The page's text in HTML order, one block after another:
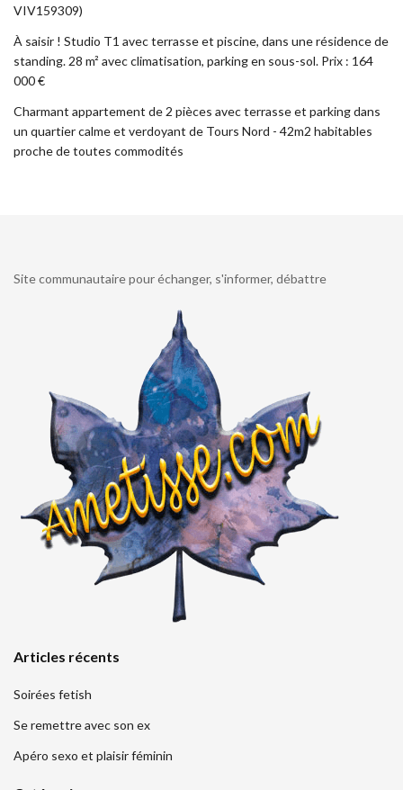
VIV159309)
À saisir ! Studio T1 avec terrasse et piscine, dans une résidence de
standing. 28 m² avec climatisation, parking en sous-sol. Prix : 164
000 €
Charmant appartement de 2 pièces avec terrasse et parking dans
un quartier calme et verdoyant de Tours Nord - 42m2 habitables
proche de toutes commodités
Site communautaire pour échanger, s'informer, débattre
Articles récents
Soirées fetish
Se remettre avec son ex
Apéro sexo et plaisir féminin